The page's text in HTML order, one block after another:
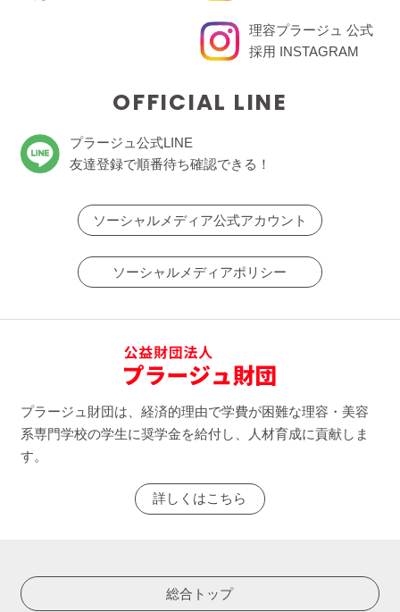
理容プラージュ 公式
採用 INSTAGRAM
OFFICIAL LINE
プラージュ公式LINE
友達登録で順番待ち確認できる！
ソーシャルメディア公式アカウント
ソーシャルメディアポリシー
プラージュ財団は、経済的理由で学費が困難な理容・美容
系専門学校の学生に奨学金を給付し、人材育成に貢献しま
す。
詳しくはこちら
総合トップ